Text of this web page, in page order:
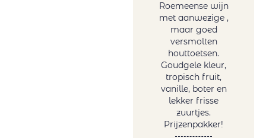
Roemeense wijn
met aanwezige ,
maar goed
versmolten
houttoetsen.
Goudgele kleur,
tropisch fruit,
vanille, boter en
lekker frisse
zuurtjes.
Prijzenpakker!